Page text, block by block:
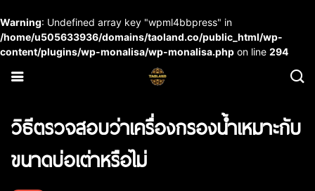
Warning: Undefined array key "wpml4bbpress" in
/home/u505633936/domains/taoland.co/public_html/wp-
content/plugins/wp-monalisa/wp-monalisa.php on line 294
วิธีตรวจสอบว่าเครื่องกรองน้ำเหมาะกับ
ขนาดบ่อเต่าหรือไม่